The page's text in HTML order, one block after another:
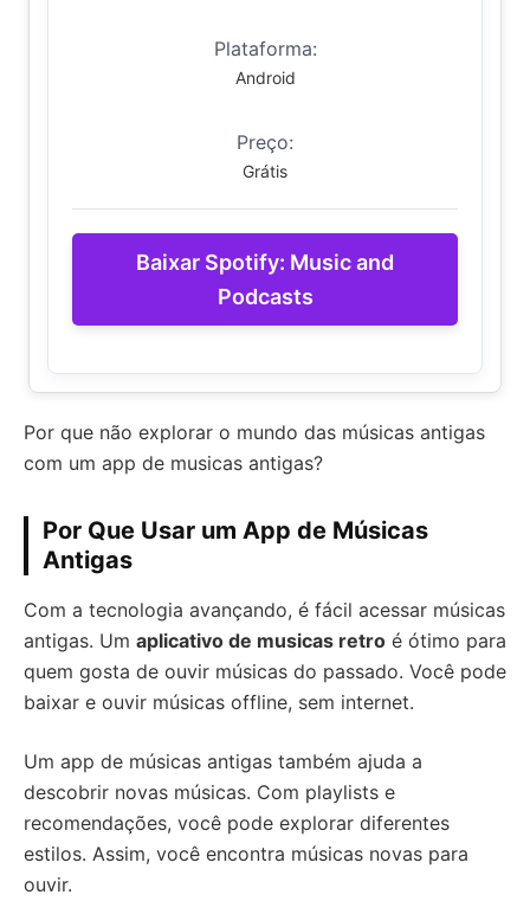
Plataforma:
Android
Preço:
Grátis
Baixar Spotify: Music and
Podcasts
Por que não explorar o mundo das músicas antigas
com um app de musicas antigas?
Por Que Usar um App de Músicas
Antigas
Com a tecnologia avançando, é fácil acessar músicas
antigas. Um aplicativo de musicas retro é ótimo para
quem gosta de ouvir músicas do passado. Você pode
baixar e ouvir músicas offline, sem internet.
Um app de músicas antigas também ajuda a
descobrir novas músicas. Com playlists e
recomendações, você pode explorar diferentes
estilos. Assim, você encontra músicas novas para
ouvir.